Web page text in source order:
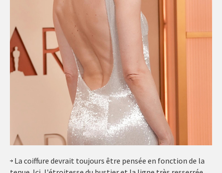
La coiffure devrait toujours être pensée en fonction de la